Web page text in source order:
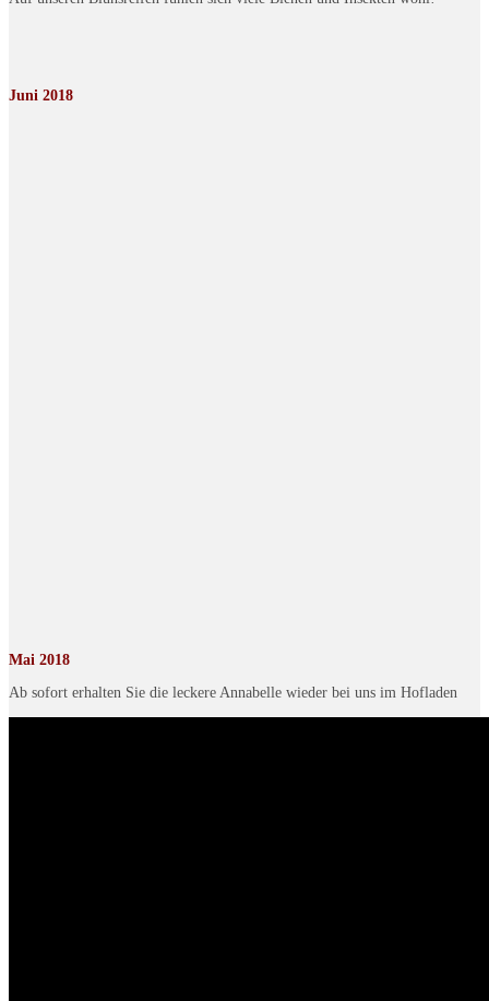
Juni 2018
Mai 2018
Ab sofort erhalten Sie die leckere Annabelle wieder bei uns im Hofladen